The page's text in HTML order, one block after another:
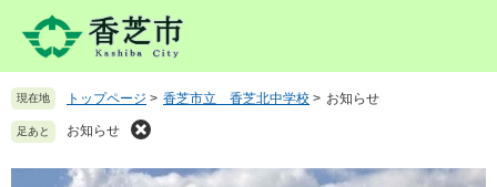
先
頭
す
を
飛
し
現在地 トップページ > 香芝市立 香芝北中学校 > お知らせ
足あと お知らせ